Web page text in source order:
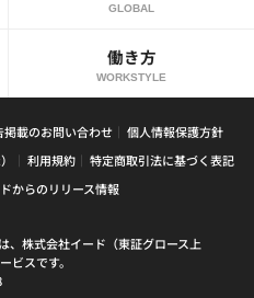
GLOBAL
働き方
WORKSTYLE
掲載のお問い合わせ
個人情報保護方針
利用規約
特定商取引法に基づく表記
からのリリース情報
、株式会社イード（東証グロース上
ビスです。